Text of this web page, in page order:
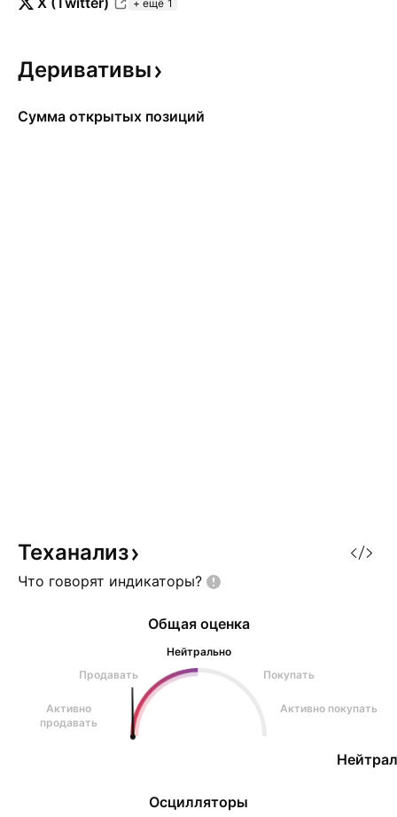
+ ещё 1
Деривативы
Сумма открытых позиций
Теханализ
Что говорят индикаторы?
Осцилляторы
Общая оценка
Нейтрально
Продавать
Покупать
Активно
продавать
Активно покупать